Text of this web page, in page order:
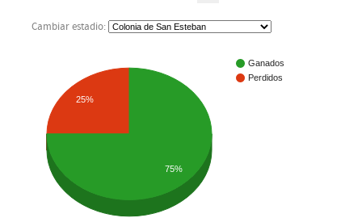
Cambiar estadio:
Ganados
Perdidos
25%
75%